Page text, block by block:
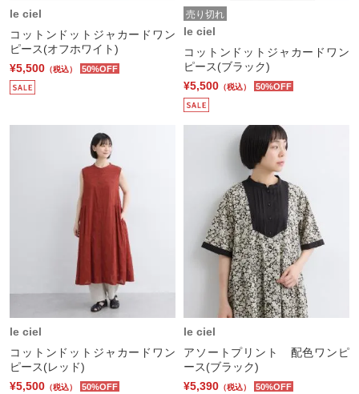
le ciel
コットンドットジャカードワン
ピース(オフホワイト)
¥5,500 （税込） 50%OFF
売り切れ
le ciel
コットンドットジャカードワン
ピース(ブラック)
¥5,500 （税込） 50%OFF
le ciel
コットンドットジャカードワン
ピース(レッド)
¥5,500 （税込） 50%OFF
le ciel
アソートプリント 配色ワンピ
ース(ブラック)
¥5,390 （税込） 50%OFF